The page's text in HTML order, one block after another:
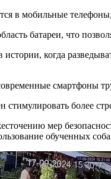
в мобильные
батареи, что
когда
смартфоны
более
мер
обученных